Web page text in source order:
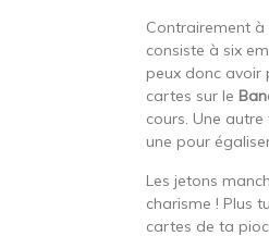
Contrairement à
consiste à six
peux donc avoir
cartes sur le
cours. Une
une pour
Les jetons
charisme ! Plus
cartes de ta